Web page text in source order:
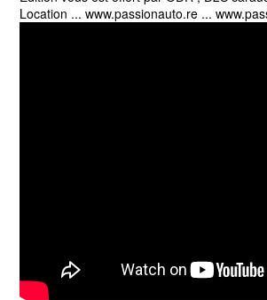
Location ... www.passionauto.re ...